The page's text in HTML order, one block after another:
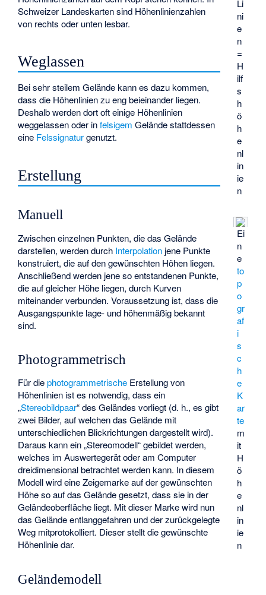
Li
ni
e
n
=
H
ilf
s
h
ö
h
e
nl
in
ie
n
Ei
n
e
to
p
o
gr
af
i
s
c
h
e
K
ar
te
m
it
H
ö
h
e
nl
in
ie
n
Schweizer Landeskarten sind Höhenlinienzahlen
von rechts oder unten lesbar.
Weglassen
Bei sehr steilem Gelände kann es dazu kommen,
dass die Höhenlinien zu eng beieinander liegen.
Deshalb werden dort oft einige Höhenlinien
weggelassen oder infelsigem Gelände stattdessen
eine Felssignaturgenutzt.
Erstellung
Manuell
Zwischen einzelnen Punkten, die das Gelände
darstellen, werden durch Interpolation jene Punkte
konstruiert, die auf den gewünschten Höhen liegen.
Anschließend werden jene so entstandenen Punkte,
die auf gleicher Höhe liegen, durch Kurven
miteinander verbunden. Voraussetzung ist, dass die
Ausgangspunkte lage- und höhenmäßig bekannt
sind.
Photogrammetrisch
Für diephotogrammetrische Erstellung von
Höhenlinien ist es notwendig, dass ein
„Stereobildpaar“ des Geländes vorliegt (d. h., es gibt
zwei Bilder, auf welchen das Gelände mit
unterschiedlichen Blickrichtungen dargestellt wird).
Daraus kann ein „Stereomodell“ gebildet werden,
welches im Auswertegerät oder am Computer
dreidimensional betrachtet werden kann. In diesem
Modell wird eine Zeigemarke auf der gewünschten
Höhe so auf das Gelände gesetzt, dass sie in der
Geländeoberfläche liegt. Mit dieser Marke wird nun
das Gelände entlanggefahren und der zurückgelegte
Weg mitprotokolliert. Dieser stellt die gewünschte
Höhenlinie dar.
Geländemodell